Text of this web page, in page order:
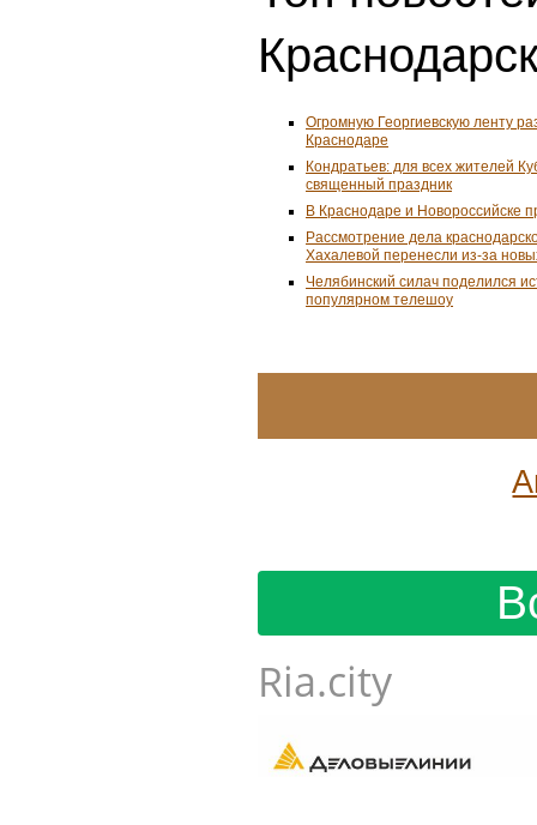
Огромную Георгиевскую ленту
Краснодаре
Кондратьев: для всех жителей
священный праздник
В Краснодаре и Новороссийске
Рассмотрение дела
Хахалевой перенесли из-за
Челябинский силач поделился
популярном телешоу
Ria.city